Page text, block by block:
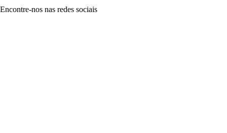
Encontre-nos nas redes sociais